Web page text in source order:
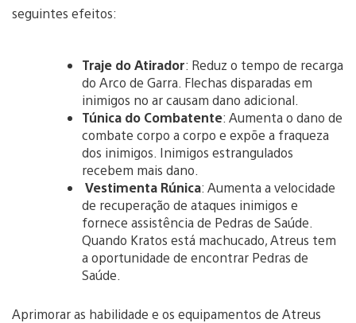
seguintes efeitos:
Traje do Atirador: Reduz o tempo de recarga
do Arco de Garra. Flechas disparadas em
inimigos no ar causam dano adicional.
Túnica do Combatente: Aumenta o dano de
combate corpo a corpo e expõe a fraqueza
dos inimigos. Inimigos estrangulados
recebem mais dano.
Vestimenta Rúnica: Aumenta a velocidade
de recuperação de ataques inimigos e
fornece assistência de Pedras de Saúde.
Quando Kratos está machucado, Atreus tem
a oportunidade de encontrar Pedras de
Saúde.
Aprimorar as habilidade e os equipamentos de Atreus